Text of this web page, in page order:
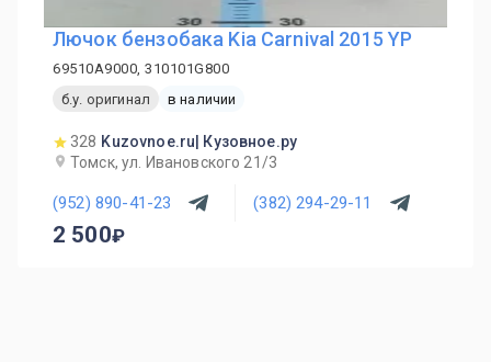
Лючок бензобака Kia Carnival 2015 YP
69510A9000, 310101G800
б.у. оригинал
в наличии
328 Kuzovnoe.ru| Кузовное.ру
Томск, ул. Ивановского 21/3
(952) 890-41-23 (382) 294-29-11
2 500